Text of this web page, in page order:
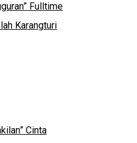
Fulltime
Karangturi
Cinta